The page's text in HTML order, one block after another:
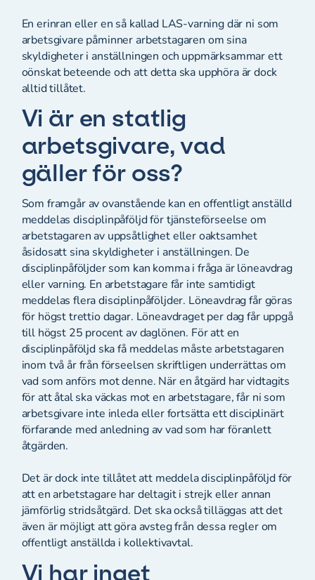
En erinran eller en så kallad LAS-varning där ni som
arbetsgivare påminner arbetstagaren om sina
skyldigheter i anställningen och uppmärksammar ett
oönskat beteende och att detta ska upphöra är dock
alltid tillåtet.
Vi är en statlig
arbetsgivare, vad
gäller för oss?
Som framgår av ovanstående kan en offentligt anställd
meddelas disciplinpåföljd för tjänsteförseelse om
arbetstagaren av uppsåtlighet eller oaktsamhet
åsidosatt sina skyldigheter i anställningen. De
disciplinpåföljder som kan komma i fråga är löneavdrag
eller varning. En arbetstagare får inte samtidigt
meddelas flera disciplinpåföljder. Löneavdrag får göras
för högst trettio dagar. Löneavdraget per dag får uppgå
till högst 25 procent av daglönen. För att en
disciplinpåföljd ska få meddelas måste arbetstagaren
inom två år från förseelsen skriftligen underrättas om
vad som anförs mot denne. När en åtgärd har vidtagits
för att åtal ska väckas mot en arbetstagare, får ni som
arbetsgivare inte inleda eller fortsätta ett disciplinärt
förfarande med anledning av vad som har föranlett
åtgärden.
Det är dock inte tillåtet att meddela disciplinpåföljd för
att en arbetstagare har deltagit i strejk eller annan
jämförlig stridsåtgärd. Det ska också tilläggas att det
även är möjligt att göra avsteg från dessa regler om
offentligt anställda i kollektivavtal.
Vi har inget